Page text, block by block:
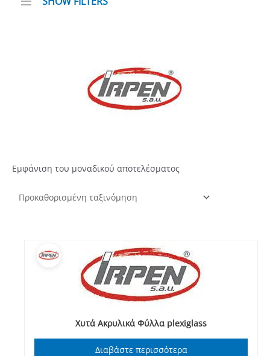
Εμφάνιση του μοναδικού αποτελέσματος
Χυτά Ακρυλικά Φύλλα plexiglass
Διαβάστε περισσότερα